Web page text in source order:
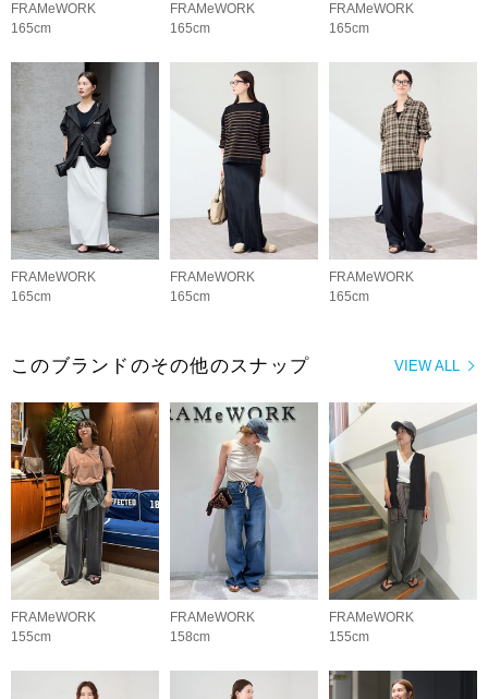
FRAMeWORK
165cm
FRAMeWORK
165cm
FRAMeWORK
165cm
FRAMeWORK
165cm
FRAMeWORK
165cm
FRAMeWORK
165cm
VIEW ALL
このブランドのその他のスナップ
FRAMeWORK
155cm
FRAMeWORK
158cm
FRAMeWORK
155cm